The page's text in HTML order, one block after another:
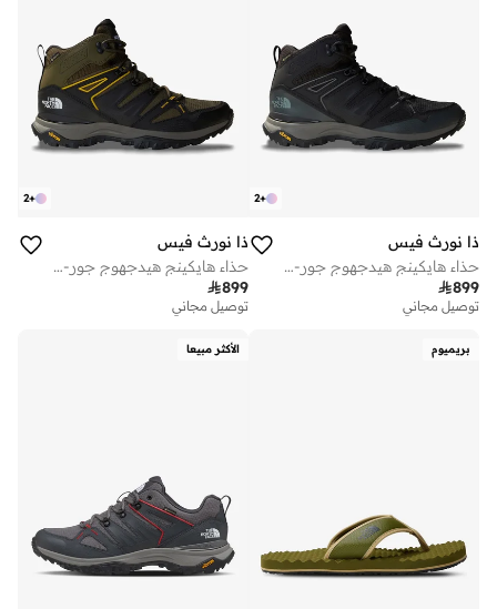
+
2
ذا نورث فيس
حذاء هايكينج هيدجهوج جور-تكس ميد للرجال
899
توصيل مجاني
+
2
ذا نورث فيس
حذاء هايكينج هيدجهوج جور-تكس ميد للرجال
899
توصيل مجاني
بريميوم الأكثر مبيعا